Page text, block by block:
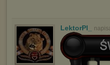
LektorPl_